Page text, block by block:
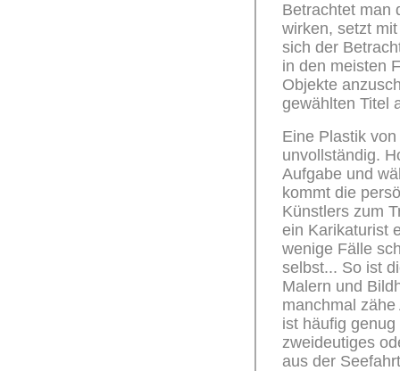
Betrachtet man
wirken, setzt
sich der
in den meisten
Objekte
gewählten Titel
Eine Plastik
unvollständig.
Aufgabe und
kommt die
Künstlers zum
ein Karikaturist
wenige Fälle
selbst... So ist
Malern und
manchmal
ist häufig
zweideutiges
aus der